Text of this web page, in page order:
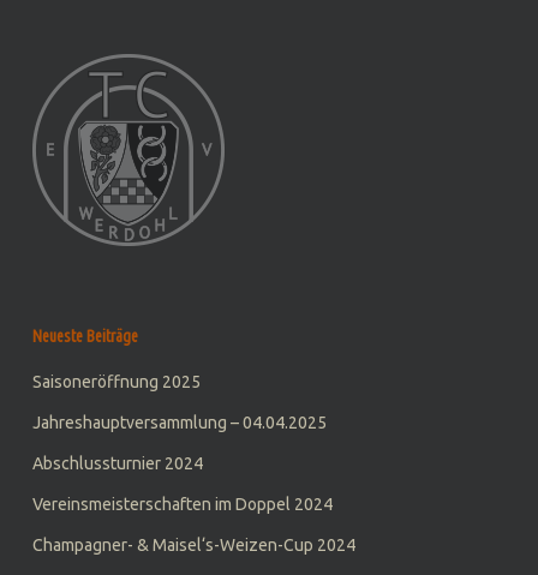
Neueste Beiträge
Saisoneröffnung 2025
Jahreshauptversammlung – 04.04.2025
Abschlussturnier 2024
Vereinsmeisterschaften im Doppel 2024
Champagner- & Maisel‘s-Weizen-Cup 2024